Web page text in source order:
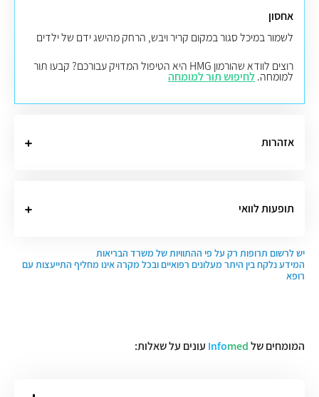
אחסון
לשמור במיכל סגור במקום קריר ויבש, הרחק מהישג ידם של ילדים
רוצים לוודא שהורמון HMG היא הטיפול המדויק עבורכם? קבעו תור
למומחה.לחיפוש תור למומחה
אזהרות
תופעות לוואי
יש לרשום תרופות רק על פי ההתוויות של משרד הבריאות
המידע נלקח בין היתר מעלונים רפואיים ובכל מקרה אינו מחליף התייעצות עם
רופא
המומחים של Infomed עונים על שאלות: